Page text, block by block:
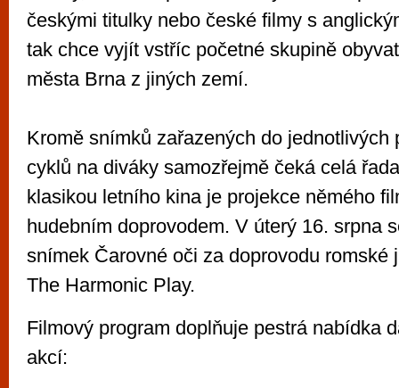
českými titulky nebo české filmy s
tak chce vyjít vstříc početné skupině
města Brna z jiných zemí.
Kromě snímků zařazených do jednotlivých
cyklů na diváky samozřejmě čeká celá
klasikou letního kina je projekce němého
hudebním doprovodem. V úterý 16. srpna
snímek Čarovné oči za doprovodu romské
The Harmonic Play.
Filmový program doplňuje pestrá nabídka
akcí: